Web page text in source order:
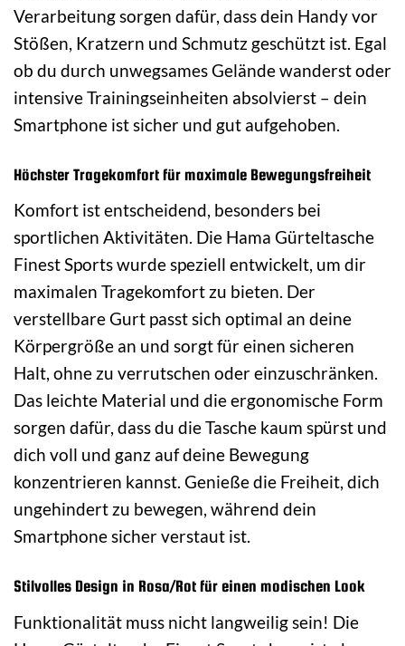
Verarbeitung sorgen dafür, dass dein Handy vor
Stößen, Kratzern und Schmutz geschützt ist. Egal
ob du durch unwegsames Gelände wanderst oder
intensive Trainingseinheiten absolvierst – dein
Smartphone ist sicher und gut aufgehoben.
Höchster Tragekomfort für maximale Bewegungsfreiheit
Komfort ist entscheidend, besonders bei
sportlichen Aktivitäten. Die Hama Gürteltasche
Finest Sports wurde speziell entwickelt, um dir
maximalen Tragekomfort zu bieten. Der
verstellbare Gurt passt sich optimal an deine
Körpergröße an und sorgt für einen sicheren
Halt, ohne zu verrutschen oder einzuschränken.
Das leichte Material und die ergonomische Form
sorgen dafür, dass du die Tasche kaum spürst und
dich voll und ganz auf deine Bewegung
konzentrieren kannst. Genieße die Freiheit, dich
ungehindert zu bewegen, während dein
Smartphone sicher verstaut ist.
Stilvolles Design in Rosa/Rot für einen modischen Look
Funktionalität muss nicht langweilig sein! Die